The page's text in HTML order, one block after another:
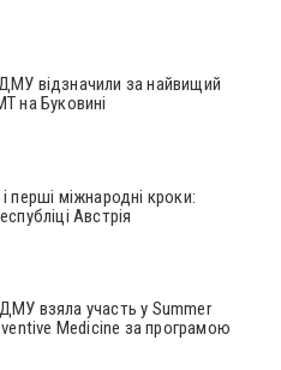
відзначили за найвищий
на Буковині
перші міжнародні кроки:
Австрія
взяла участь у Summer
Medicine за програмою